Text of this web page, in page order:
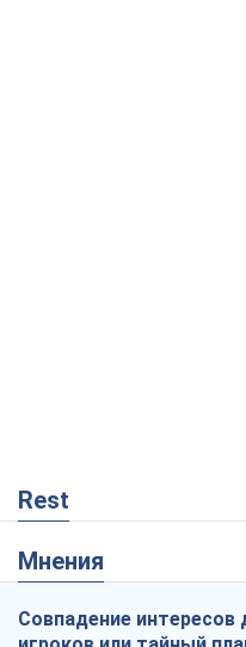
Rest
Мнения
Совпадение интересов